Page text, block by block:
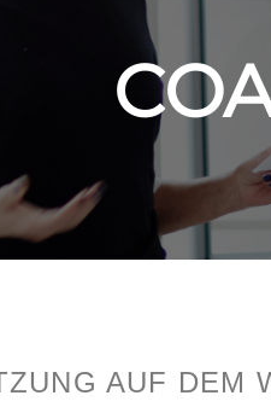
AUF DEM